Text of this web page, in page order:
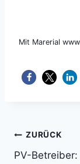
Mit Marerial
ZURÜCK
PV-Betreiber: